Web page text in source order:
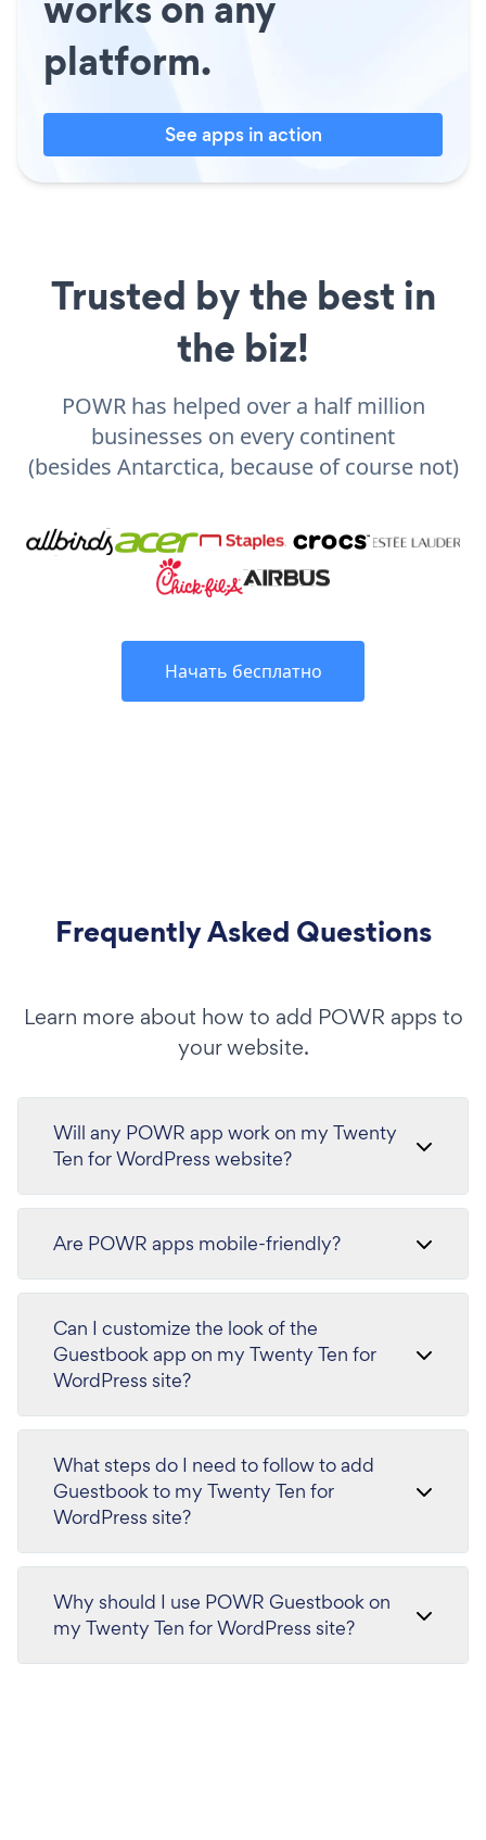
platform.
See apps in action
Trusted by the best in
the biz!
POWR has helped over a half million
businesses on every continent
(besides Antarctica, because of course not)
Начать бесплатно
Frequently Asked Questions
Learn more about how to add POWR apps to
your website.
Will any POWR app work on my Twenty
Ten for WordPress website?
Are POWR apps mobile-friendly?
Can I customize the look of the
Guestbook app on my Twenty Ten for
WordPress site?
What steps do I need to follow to add
Guestbook to my Twenty Ten for
WordPress site?
Why should I use POWR Guestbook on
my Twenty Ten for WordPress site?